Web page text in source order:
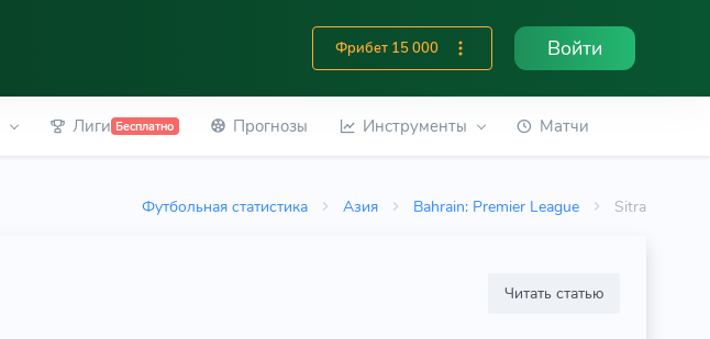
Фрибет 15 000 Войти
Лиги Бесплатно Прогнозы Инструменты Матчи
Футбольная статистика Азия Bahrain: Premier League Sitra
Читать статью